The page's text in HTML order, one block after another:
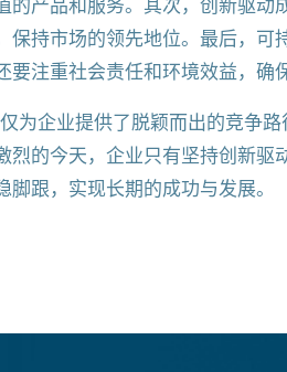
的产品和服务。其次，创新驱动
保持市场的领先地位。最后，
要注重社会责任和环境效益，确
为企业提供了脱颖而出的竞争
烈的今天，企业只有坚持创新驱
跟，实现长期的成功与发展。